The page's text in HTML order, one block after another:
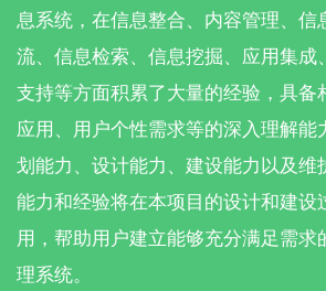
息系统，在信息整合、内容管理、信
流、信息检索、信息挖掘、应用集成
支持等方面积累了大量的经验，具备
应用、用户个性需求等的深入理解能
划能力、设计能力、建设能力以及维
能力和经验将在本项目的设计和建设
用，帮助用户建立能够充分满足需求
理系统。